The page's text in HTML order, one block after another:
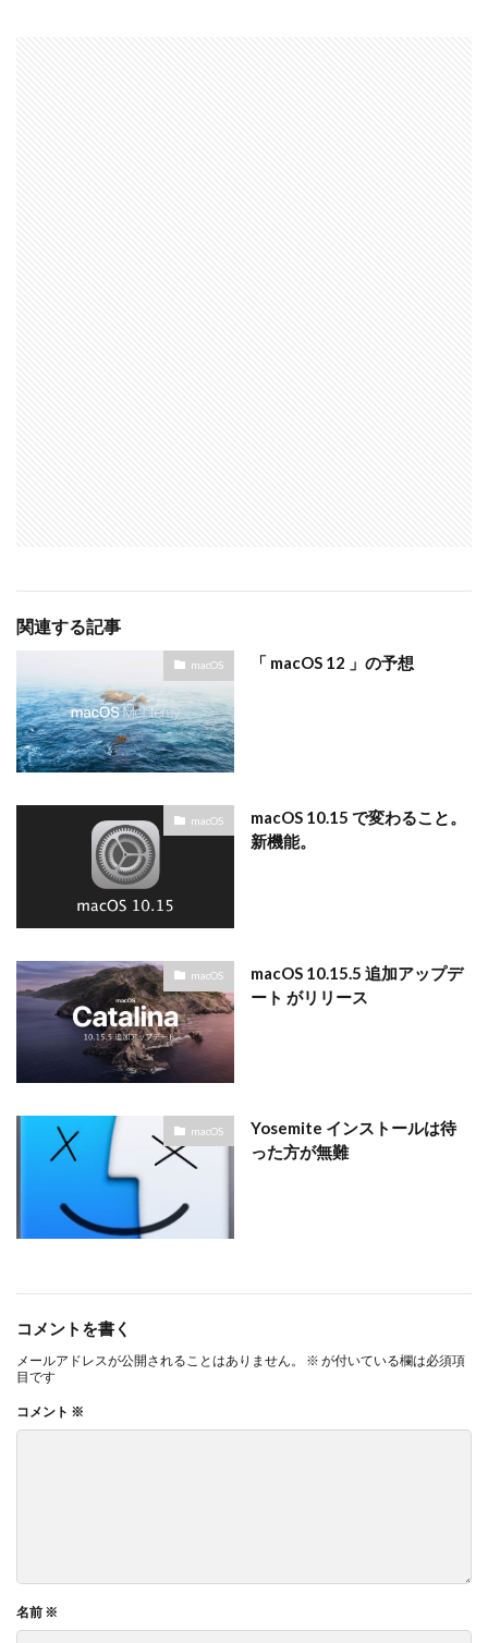
関連する記事
macOS 「 macOS 12 」の予想
macOS
macOS 10.15 で変わること。
新機能。
macOS
macOS 10.15.5 追加アップデ
ート がリリース
macOS
Yosemite インストールは待
った方が無難
コメントを書く
メールアドレスが公開されることはありません。 ※ が付いている欄は必須項
目です
コメント ※
名前 ※